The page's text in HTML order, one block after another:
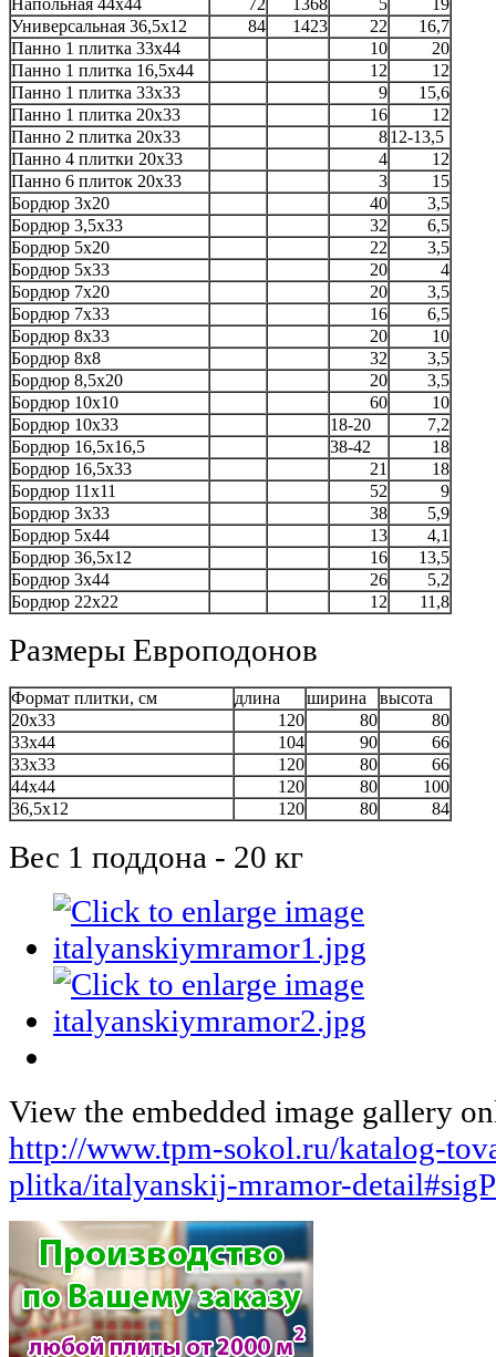
Универсальная 36,5x12
84 1423 22
16,7
Панно 1 плитка 33x44
10
20
Панно 1 плитка 16,5x44
12
12
Панно 1 плитка 33x33
9
15,6
Панно 1 плитка 20x33
16
12
Панно 2 плитка 20x33
812-13,5
Панно 4 плитки 20x33
4
12
Панно 6 плиток 20x33
3
15
Бордюр 3x20
40
3,5
Бордюр 3,5x33
32
6,5
Бордюр 5x20
22
3,5
Бордюр 5x33
20
4
Бордюр 7x20
20
3,5
Бордюр 7x33
16
6,5
Бордюр 8x33
20
10
Бордюр 8x8
32
3,5
Бордюр 8,5x20
20
3,5
Бордюр 10x10
60
10
Бордюр 10x33
18-20
7,2
Бордюр 16,5x16,5
38-42
18
Бордюр 16,5x33
21
18
Бордюр 11x11
52
9
Бордюр 3x33
38
5,9
Бордюр 5x44
13
4,1
Бордюр 36,5x12
16
13,5
Бордюр 3x44
26
5,2
Бордюр 22x22
12 11,8
Размеры Европодонов
Формат плитки, см длина ширина
высота
20х33
120 80
80
33х44
104 90
66
33х33
120 80
66
44х44
120 80
100
36,5х12
120 80 84
Вес 1 поддона - 20 кг
View the embedded image gallery
http://www.tpm-sokol.ru/katalog-
plitka/italyanskij-mramor-